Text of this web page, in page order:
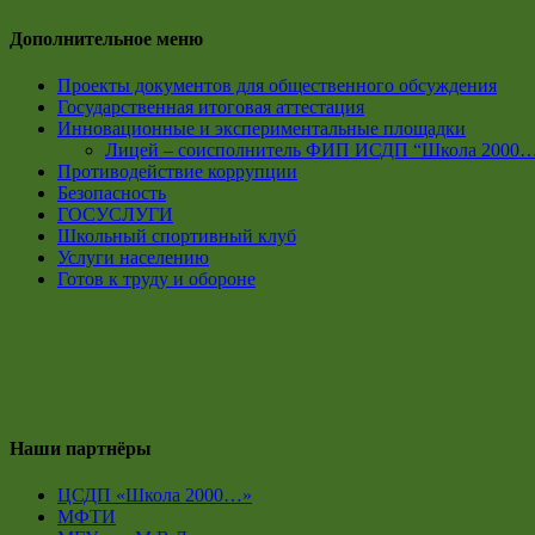
Дополнительное меню
Проекты документов для общественного обсуждения
Государственная итоговая аттестация
Инновационные и экспериментальные площадки
Лицей – соисполнитель ФИП ИСДП “Школа
Противодействие коррупции
Безопасность
ГОСУСЛУГИ
Школьный спортивный клуб
Услуги населению
Готов к труду и обороне
Наши партнёры
ЦСДП «Школа 2000…»
МФТИ